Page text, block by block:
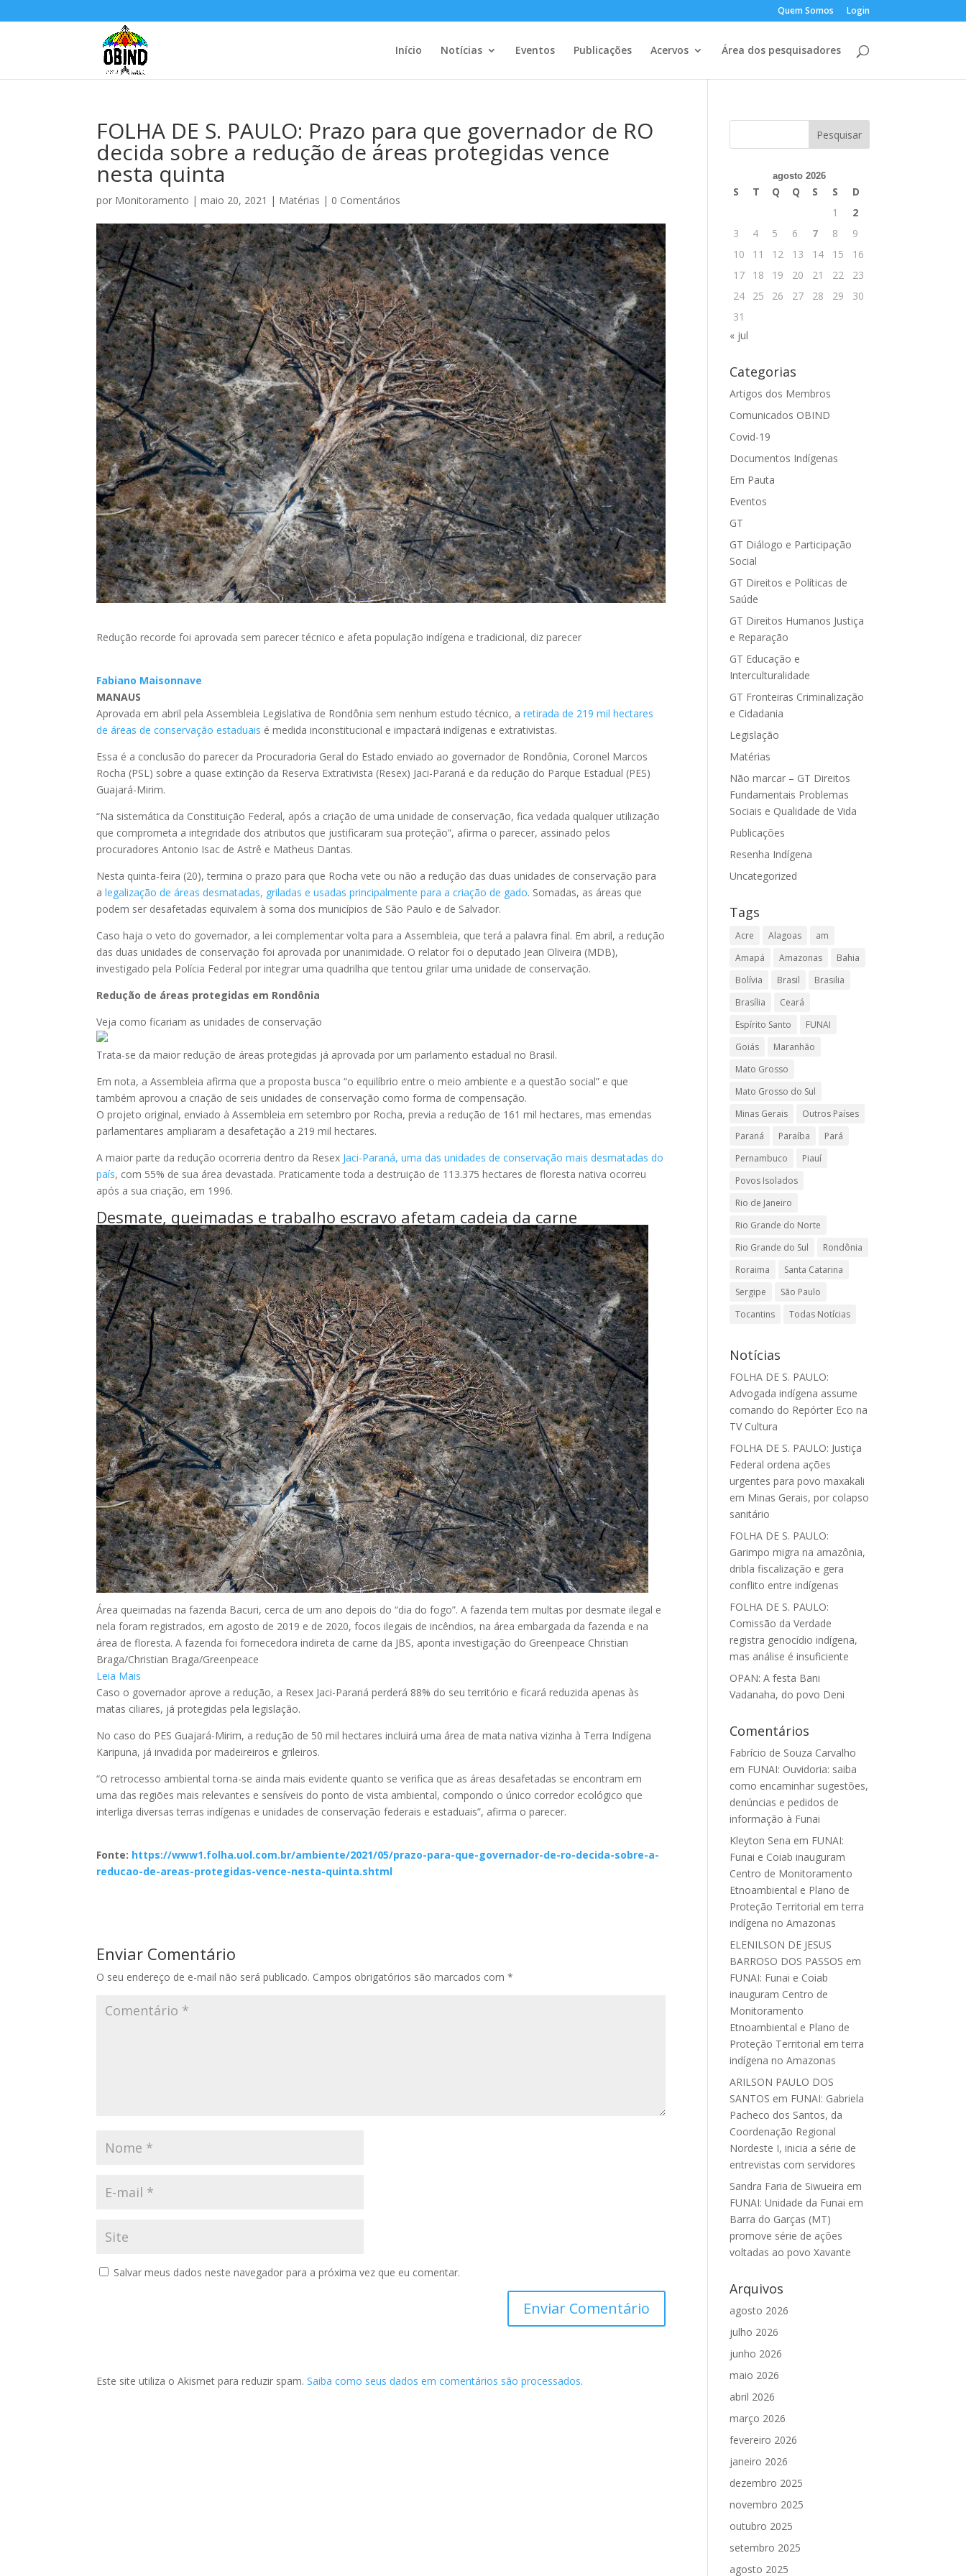
Quem Somos Login
Início Notícias Eventos Publicações Acervos Área dos pesquisadores
FOLHA DE S. PAULO: Prazo para que governador de RO
decida sobre a redução de áreas protegidas vence
nesta quinta
por Monitoramento |maio 20, 2021 | Matérias | 0 Comentários
Redução recorde foi aprovada sem parecer técnico e afeta população indígena e tradicional, diz parecer
Fabiano Maisonnave
MANAUS
Aprovada em abril pela Assembleia Legislativa de Rondônia sem nenhum estudo técnico, aretirada de 219 mil hectares
de áreas de conservação estaduais é medida inconstitucional e impactará indígenas e extrativistas.
Essa é a conclusão do parecer da Procuradoria Geral do Estado enviado ao governador de Rondônia, Coronel Marcos
Rocha (PSL) sobre a quase extinção da Reserva Extrativista (Resex) Jaci-Paraná e da redução do Parque Estadual (PES)
Guajará-Mirim.
“Na sistemática da Constituição Federal, após a criação de uma unidade de conservação, fica vedada qualquer utilização
que comprometa a integridade dos atributos que justificaram sua proteção”, afirma o parecer, assinado pelos
procuradores Antonio Isac de Astrê e Matheus Dantas.
Nesta quinta-feira (20), termina o prazo para que Rocha vete ou não a redução das duas unidades de conservação para
alegalização de áreas desmatadas, griladas e usadas principalmente para a criação de gado. Somadas, as áreas que
podem ser desafetadas equivalem à soma dos municípios de São Paulo e de Salvador.
Caso haja o veto do governador, a lei complementar volta para a Assembleia, que terá a palavra final. Em abril, a redução
das duas unidades de conservação foi aprovada por unanimidade. O relator foi o deputado Jean Oliveira (MDB),
investigado pela Polícia Federal por integrar uma quadrilha que tentou grilar uma unidade de conservação.
Redução de áreas protegidas em Rondônia
Veja como ficariam as unidades de conservação
Trata-se da maior redução de áreas protegidas já aprovada por um parlamento estadual no Brasil.
Em nota, a Assembleia afirma que a proposta busca “o equilíbrio entre o meio ambiente e a questão social” e que
também aprovou a criação de seis unidades de conservação como forma de compensação.
O projeto original, enviado à Assembleia em setembro por Rocha, previa a redução de 161 mil hectares, mas emendas
parlamentares ampliaram a desafetação a 219 mil hectares.
A maior parte da redução ocorreria dentro da Resex Jaci-Paraná, uma das unidades de conservação mais desmatadas do
país, com 55% de sua área devastada. Praticamente toda a destruição de 113.375 hectares de floresta nativa ocorreu
após a sua criação, em 1996.
Desmate, queimadas e trabalho escravo afetam cadeia da carne
Área queimadas na fazenda Bacuri, cerca de um ano depois do “dia do fogo”. A fazenda tem multas por desmate ilegal e
nela foram registrados, em agosto de 2019 e de 2020, focos ilegais de incêndios, na área embargada da fazenda e na
área de floresta. A fazenda foi fornecedora indireta de carne da JBS, aponta investigação do Greenpeace Christian
Braga/Christian Braga/Greenpeace
Leia Mais
Caso o governador aprove a redução, a Resex Jaci-Paraná perderá 88% do seu território e ficará reduzida apenas às
matas ciliares, já protegidas pela legislação.
No caso do PES Guajará-Mirim, a redução de 50 mil hectares incluirá uma área de mata nativa vizinha à Terra Indígena
Karipuna, já invadida por madeireiros e grileiros.
“O retrocesso ambiental torna-se ainda mais evidente quanto se verifica que as áreas desafetadas se encontram em
uma das regiões mais relevantes e sensíveis do ponto de vista ambiental, compondo o único corredor ecológico que
interliga diversas terras indígenas e unidades de conservação federais e estaduais”, afirma o parecer.
Fonte: https://www1.folha.uol.com.br/ambiente/2021/05/prazo-para-que-governador-de-ro-decida-sobre-a-
reducao-de-areas-protegidas-vence-nesta-quinta.shtml
Enviar Comentário
O seu endereço de e-mail não será publicado. Campos obrigatórios são marcados com*
Salvar meus dados neste navegador para a próxima vez que eu comentar.
Este site utiliza o Akismet para reduzir spam.Saiba como seus dados em comentários são processados.
agosto 2026
S T Q Q S S
D
1
2
3
4 5 6 7 8
9
10
11 12 13 14 15
16
17
18 19 20 21 22
23
24
25 26 27 28 29
30
31
« jul
Categorias
Artigos dos Membros
Comunicados OBIND
Covid-19
Documentos Indígenas
Em Pauta
Eventos
GT
GT Diálogo e Participação
Social
GT Direitos e Políticas de
Saúde
GT Direitos Humanos Justiça
e Reparação
GT Educação e
Interculturalidade
GT Fronteiras Criminalização
e Cidadania
Legislação
Matérias
Não marcar – GT Direitos
Fundamentais Problemas
Sociais e Qualidade de Vida
Publicações
Resenha Indígena
Uncategorized
Tags
Acre Alagoas
am
Amapá
Amazonas
Bahia
Bolívia
Brasil
Brasilia
Brasília
Ceará
Espírito Santo
FUNAI
Goiás
Maranhão
Mato Grosso
Mato Grosso do Sul
Minas Gerais
Outros Países
Paraná
Paraíba
Pará
Pernambuco
Piauí
Povos Isolados
Rio de Janeiro
Rio Grande do Norte
Rio Grande do Sul
Rondônia
Roraima
Santa Catarina
Sergipe
São Paulo
Tocantins
Todas Notícias
Notícias
FOLHA DE S. PAULO:
Advogada indígena assume
comando do Repórter Eco na
TV Cultura
FOLHA DE S. PAULO: Justiça
Federal ordena ações
urgentes para povo maxakali
em Minas Gerais, por colapso
sanitário
FOLHA DE S. PAULO:
Garimpo migra na amazônia,
dribla fiscalização e gera
conflito entre indígenas
FOLHA DE S. PAULO:
Comissão da Verdade
registra genocídio indígena,
mas análise é insuficiente
OPAN: A festa Bani
Vadanaha, do povo Deni
Comentários
Fabrício de Souza Carvalho
em FUNAI: Ouvidoria: saiba
como encaminhar sugestões,
denúncias e pedidos de
informação à Funai
Kleyton Sena em FUNAI:
Funai e Coiab inauguram
Centro de Monitoramento
Etnoambiental e Plano de
Proteção Territorial em terra
indígena no Amazonas
ELENILSON DE JESUS
BARROSO DOS PASSOS em
FUNAI: Funai e Coiab
inauguram Centro de
Monitoramento
Etnoambiental e Plano de
Proteção Territorial em terra
indígena no Amazonas
ARILSON PAULO DOS
SANTOS em FUNAI: Gabriela
Pacheco dos Santos, da
Coordenação Regional
Nordeste I, inicia a série de
entrevistas com servidores
Sandra Faria de Siwueira em
FUNAI: Unidade da Funai em
Barra do Garças (MT)
promove série de ações
voltadas ao povo Xavante
Arquivos
agosto 2026
julho 2026
junho 2026
maio 2026
abril 2026
março 2026
fevereiro 2026
janeiro 2026
dezembro 2025
novembro 2025
outubro 2025
setembro 2025
agosto 2025